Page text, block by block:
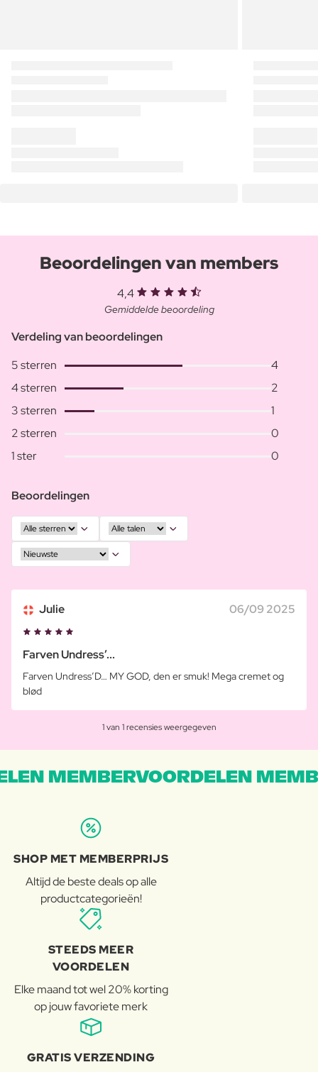
Beoordelingen van members
4,4
Gemiddelde beoordeling
Verdeling van beoordelingen
5 sterren
4
4 sterren
2
3 sterren
1
2 sterren
0
1 ster
0
Beoordelingen
Julie 06/09 2025
Farven Undress’...
Farven Undress’D… MY GOD, den er smuk! Mega cremet og
blød
1 van 1 recensies weergegeven
MEMBERVOORDELEN
SHOP MET MEMBERPRIJS
Altijd de beste deals op alle
productcategorieën!
STEEDS MEER
VOORDELEN
Elke maand tot wel 20% korting
op jouw favoriete merk
GRATIS VERZENDING